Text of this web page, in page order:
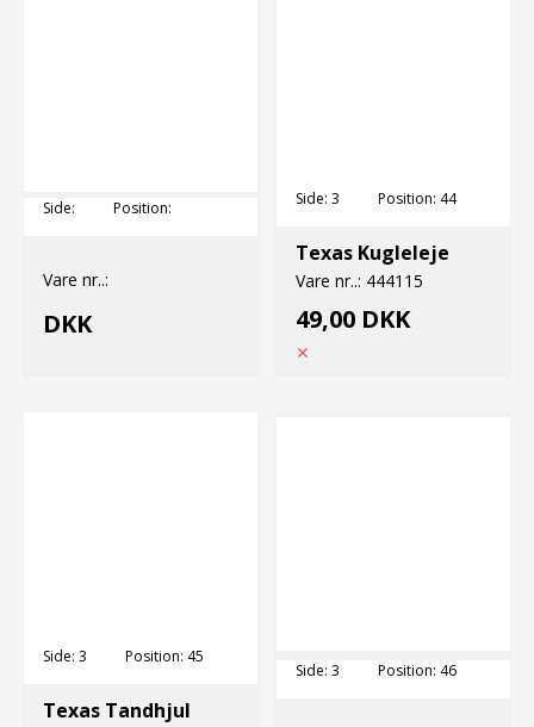
Side: Position:
Vare nr..:
DKK
Side: 3 Position: 44
Texas Kugleleje
Vare nr..: 444115
49,00 DKK
Side: 3 Position: 45
Texas Tandhjul
Side: 3 Position: 46